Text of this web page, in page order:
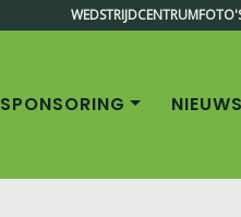
WEDSTRIJDCENTRUM
SPONSORING NIEUWS